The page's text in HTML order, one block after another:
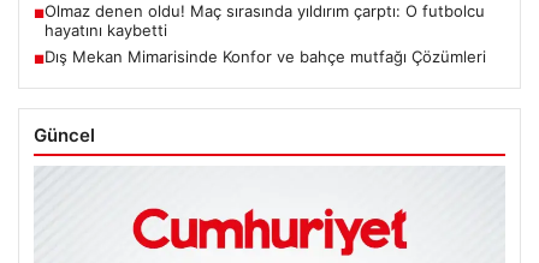
■Olmaz denen oldu! Maç sırasında yıldırım çarptı: O futbolcu
hayatını kaybetti
■Dış Mekan Mimarisinde Konfor ve bahçe mutfağı Çözümleri
Güncel